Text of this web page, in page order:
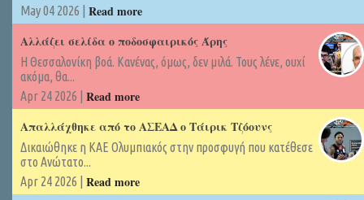
May 04 2026 | Read more
Αλλάζει σελίδα ο ποδοσφαιρικός Άρης
Η Θεσσαλονίκη βοά. Κανένας, όμως, δεν μιλά. Τους λένε, ουχί
ακόμα, θα...
Apr 24 2026 | Read more
Απαλλάχθηκε από το ΑΣΕΑΔ ο Τάιρικ Τζόουνς
Δικαιώθηκε η ΚΑΕ Ολυμπιακός στην προσφυγή που κατέθεσε
στο Ανώτατο...
Apr 24 2026 | Read more